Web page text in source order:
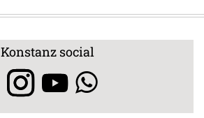
Konstanz social